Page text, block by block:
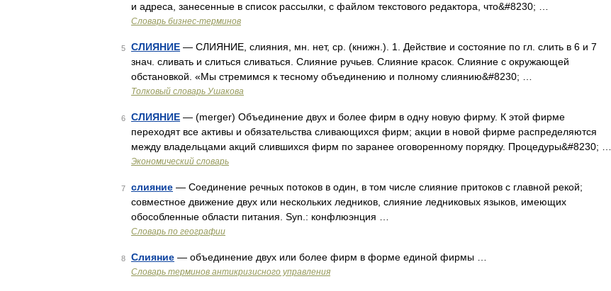
и адреса, занесенные в список рассылки, с файлом текстового редактора, что&#8230; …
Словарь бизнес-терминов
5 СЛИЯНИЕ — СЛИЯНИЕ, слияния, мн. нет, ср. (книжн.). 1. Действие и состояние по гл. слить в 6 и 7
знач. сливать и слиться сливаться. Слияние ручьев. Слияние красок. Слияние с окружающей
обстановкой. «Мы стремимся к тесному объединению и полному слиянию&#8230; …
Толковый словарь Ушакова
6 СЛИЯНИЕ — (merger) Объединение двух и более фирм в одну новую фирму. К этой фирме
переходят все активы и обязательства сливающихся фирм; акции в новой фирме распределяются
между владельцами акций слившихся фирм по заранее оговоренному порядку. Процедуры&#8230; …
Экономический словарь
7 слияние — Соединение речных потоков в один, в том числе слияние притоков с главной рекой;
совместное движение двух или нескольких ледников, слияние ледниковых языков, имеющих
обособленные области питания. Syn.: конфлюэнция …
Словарь по географии
8 Слияние — объединение двух или более фирм в форме единой фирмы …
Словарь терминов антикризисного управления